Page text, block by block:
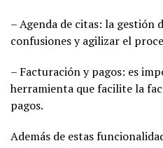
– Agenda de citas: la gestión
confusiones y agilizar el
– Facturación y pagos: es
herramienta que facilite la
pagos.
Además de estas